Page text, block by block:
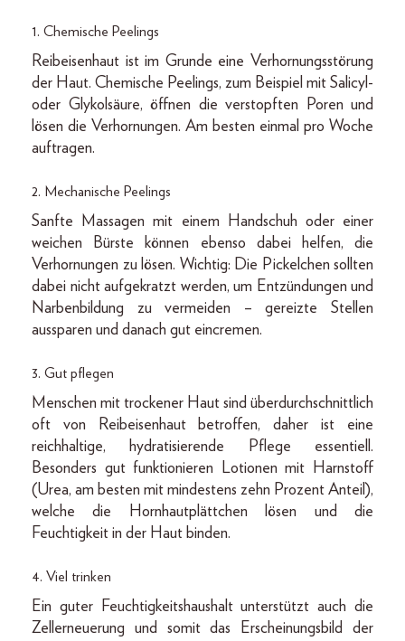
1. Chemische Peelings
Reibeisenhaut ist im Grunde eine Verhornungsstörung
der Haut. Chemische Peelings, zum Beispiel mit Salicyl-
oder Glykolsäure, öffnen die verstopften Poren und
lösen die Verhornungen. Am besten einmal pro Woche
auftragen.
2. Mechanische Peelings
Sanfte Massagen mit einem Handschuh oder einer
weichen Bürste können ebenso dabei helfen, die
Verhornungen zu lösen. Wichtig: Die Pickelchen sollten
dabei nicht aufgekratzt werden, um Entzündungen und
Narbenbildung zu vermeiden – gereizte Stellen
aussparen und danach gut eincremen.
3. Gut pflegen
Menschen mit trockener Haut sind überdurchschnittlich
oft von Reibeisenhaut betroffen, daher ist eine
reichhaltige, hydratisierende Pflege essentiell.
Besonders gut funktionieren Lotionen mit Harnstoff
(Urea, am besten mit mindestens zehn Prozent Anteil),
welche die Hornhautplättchen lösen und die
Feuchtigkeit in der Haut binden.
4. Viel trinken
Ein guter Feuchtigkeitshaushalt unterstützt auch die
Zellerneuerung und somit das Erscheinungsbild der